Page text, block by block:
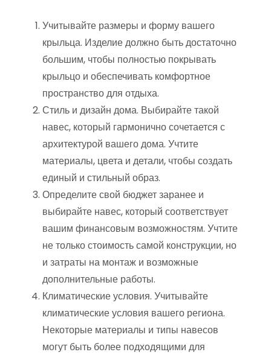
Учитывайте размеры и форму вашего
крыльца. Изделие должно быть достаточно
большим, чтобы полностью покрывать
крыльцо и обеспечивать комфортное
пространство для отдыха.
Стиль и дизайн дома. Выбирайте такой
навес, который гармонично сочетается с
архитектурой вашего дома. Учтите
материалы, цвета и детали, чтобы создать
единый и стильный образ.
Определите свой бюджет заранее и
выбирайте навес, который соответствует
вашим финансовым возможностям. Учтите
не только стоимость самой конструкции, но
и затраты на монтаж и возможные
дополнительные работы.
Климатические условия. Учитывайте
климатические условия вашего региона.
Некоторые материалы и типы навесов
могут быть более подходящими для